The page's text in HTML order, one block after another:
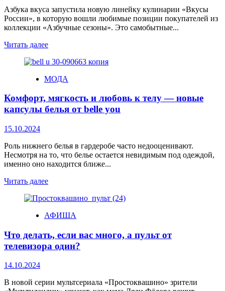
Азбука вкуса запустила новую линейку кулинарии «Вкусы
России», в которую вошли любимые позиции покупателей из
коллекции «Азбучные сезоны». Это самобытные...
Читать далее
МОДА
Комфорт, мягкость и любовь к телу — новые
капсулы белья от belle you
15.10.2024
Роль нижнего белья в гардеробе часто недооценивают.
Несмотря на то, что белье остается невидимым под одеждой,
именно оно находится ближе...
Читать далее
АФИША
Что делать, если вас много, а пульт от
телевизора один?
14.10.2024
В новой серии мультсериала «Простоквашино» зрители